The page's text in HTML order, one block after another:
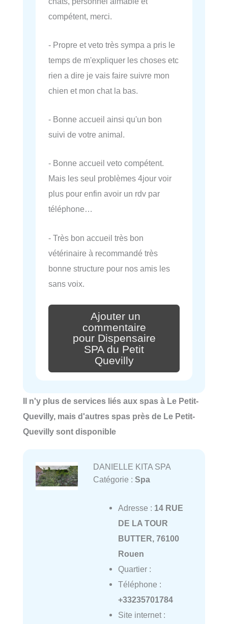
compétent, merci.
- Propre et veto très sympa a pris le
temps de m'expliquer les choses etc
rien a dire je vais faire suivre mon
chien et mon chat la bas.
- Bonne accueil ainsi qu'un bon
suivi de votre animal.
- Bonne accueil veto compétent.
Mais les seul problèmes 4jour voir
plus pour enfin avoir un rdv par
téléphone…
- Très bon accueil très bon
vétérinaire à recommandé très
bonne structure pour nos amis les
sans voix.
Ajouter un
commentaire
pour Dispensaire
SPA du Petit
Quevilly
Il n'y plus de services liés aux spas à Le Petit-
Quevilly, mais d'autres spas près de Le Petit-
Quevilly sont disponible
DANIELLE KITA SPA
Catégorie : Spa
Adresse : 14 RUE
DE LA TOUR
BUTTER, 76100
Rouen
Quartier :
Téléphone :
+33235701784
Site internet :